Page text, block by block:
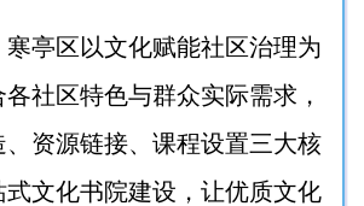
寒亭区以文化赋能社区治理为
社区特色与群众实际需求，
资源链接、课程设置三大核
文化书院建设，让优质文化